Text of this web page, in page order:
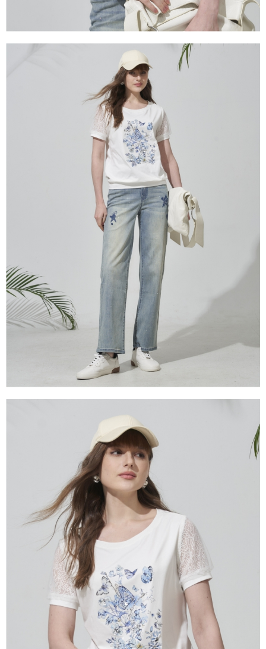
時審查核予不同之上限額度；若仍有額度不足之情形，本公司將視審查結果
請求用戶進行身份認證。
５．嚴禁一人註冊多個帳號或使用他人資訊註冊。若發現惡意使用之情形，